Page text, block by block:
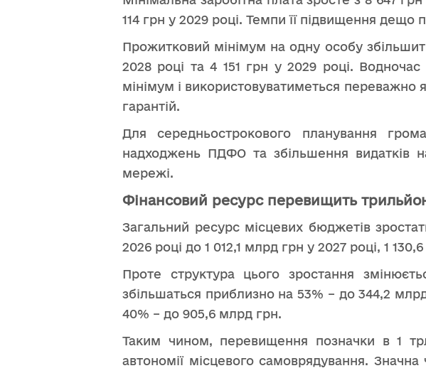
114 грн у 2029 році. Темпи її підвищення
Прожитковий мінімум на одну особу
2028 році та 4 151 грн у 2029 році.
мінімум і використовуватиметься переважно
гарантій.
Для середньострокового планування
надходжень ПДФО та збільшення видатків
мережі.
Фінансовий ресурс перевищить
Загальний ресурс місцевих бюджетів
2026 році до 1 012,1 млрд грн у 2027 році, 1
Проте структура цього зростання
збільшаться приблизно на 53% – до 344,2
40% – до 905,6 млрд грн.
Таким чином, перевищення позначки в 1
автономії місцевого самоврядування.